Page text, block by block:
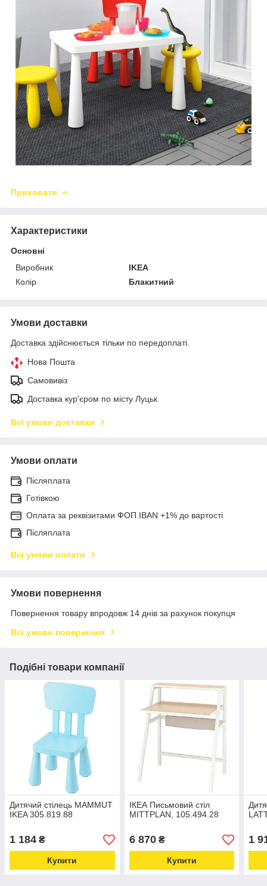
Приховати
Характеристики
Основні
Виробник
IKEA
Колір
Блакитний
Умови доставки
Доставка здійснюється тільки по передоплаті.
Нова Пошта
Самовивіз
Доставка кур'єром по місту Луцьк
Всі умови доставки
Умови оплати
Післяплата
Готівкою
Оплата за реквізитами ФОП IBAN +1% до вартості
Післяплата
Всі умови оплати
Умови повернення
Повернення товару впродовж 14 днів за рахунок покупця
Всі умови повернення
Подібні товари компанії
Дитячий стілець MAMMUT
IKEA 305.819.88
1 184 ₴
Купити
ІКЕА Письмовий стіл
MITTPLAN, 105.494.28
6 870₴
Купити
1